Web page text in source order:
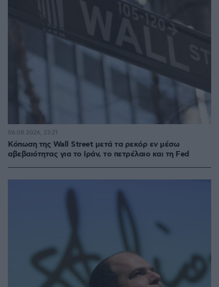
Κόπωση της Wall Street μετά τα ρεκόρ εν μέσω
αβεβαιότητας για το Ιράν, το πετρέλαιο και τη Fed
06.08.2026, 23:21